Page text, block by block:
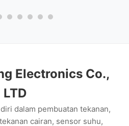
Electronics Co.,
LTD
dalam pembuatan tekanan,
cairan, sensor suhu,